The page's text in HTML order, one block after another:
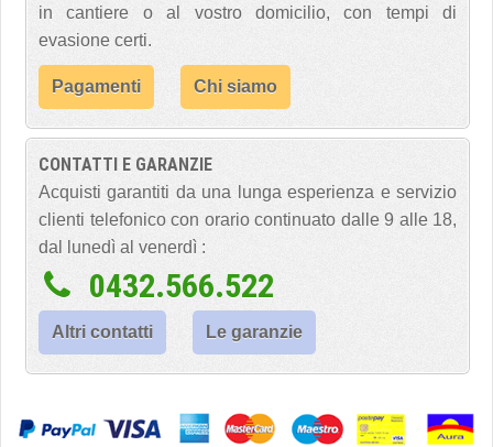
in cantiere o al vostro domicilio, con tempi di
evasione certi.
Pagamenti Chi siamo
CONTATTI E GARANZIE
Acquisti garantiti da una lunga esperienza e servizio
clienti telefonico con orario continuato dalle 9 alle 18,
dal lunedì al venerdì :
0432.566.522
Altri contatti Le garanzie